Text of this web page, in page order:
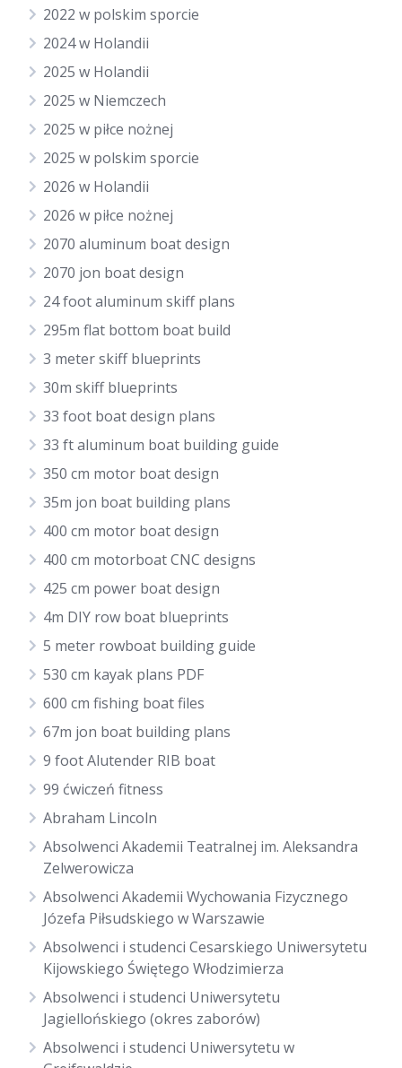
2022 w polskim sporcie
2024 w Holandii
2025 w Holandii
2025 w Niemczech
2025 w piłce nożnej
2025 w polskim sporcie
2026 w Holandii
2026 w piłce nożnej
2070 aluminum boat design
2070 jon boat design
24 foot aluminum skiff plans
295m flat bottom boat build
3 meter skiff blueprints
30m skiff blueprints
33 foot boat design plans
33 ft aluminum boat building guide
350 cm motor boat design
35m jon boat building plans
400 cm motor boat design
400 cm motorboat CNC designs
425 cm power boat design
4m DIY row boat blueprints
5 meter rowboat building guide
530 cm kayak plans PDF
600 cm fishing boat files
67m jon boat building plans
9 foot Alutender RIB boat
99 ćwiczeń fitness
Abraham Lincoln
Absolwenci Akademii Teatralnej im. Aleksandra
Zelwerowicza
Absolwenci Akademii Wychowania Fizycznego
Józefa Piłsudskiego w Warszawie
Absolwenci i studenci Cesarskiego Uniwersytetu
Kijowskiego Świętego Włodzimierza
Absolwenci i studenci Uniwersytetu
Jagiellońskiego (okres zaborów)
Absolwenci i studenci Uniwersytetu w